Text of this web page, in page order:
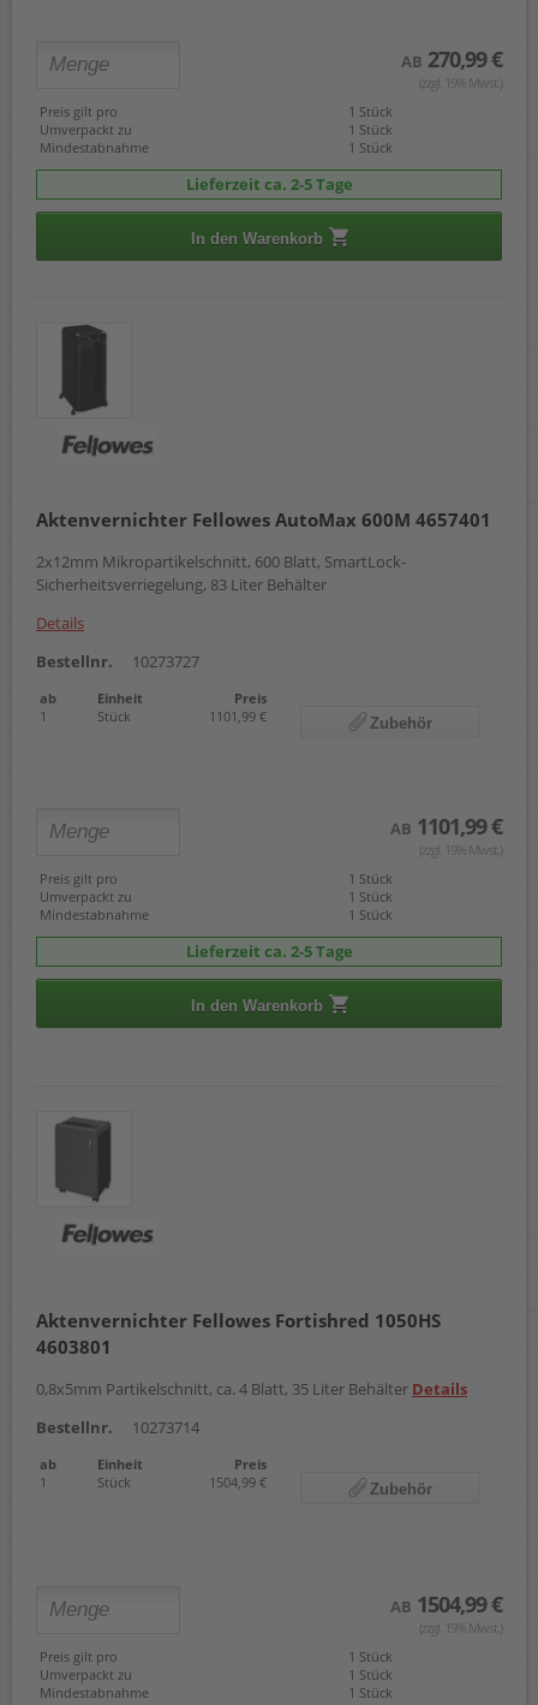
AB 270,99 €
(zzgl. 19% Mwst.)
Preis gilt pro
1 Stück
Umverpackt zu
1 Stück
Mindestabnahme
1 Stück
Lieferzeit ca. 2-5 Tage
In den Warenkorb
Aktenvernichter Fellowes AutoMax 600M 4657401
2x12mm Mikropartikelschnitt, 600 Blatt, SmartLock-
Sicherheitsverriegelung, 83 Liter Behälter
Details
Bestellnr.
10273727
ab Einheit
Preis
1
Stück 1101,99 € Zubehör
AB 1101,99 €
(zzgl. 19% Mwst.)
Preis gilt pro
1 Stück
Umverpackt zu
1 Stück
Mindestabnahme
1 Stück
Lieferzeit ca. 2-5 Tage
In den Warenkorb
Aktenvernichter Fellowes Fortishred 1050HS
4603801
0,8x5mm Partikelschnitt, ca. 4 Blatt, 35 Liter Behälter Details
Bestellnr.
10273714
ab Einheit
Preis
1
Stück 1504,99 € Zubehör
AB 1504,99 €
(zzgl. 19% Mwst.)
Preis gilt pro
1 Stück
Umverpackt zu
1 Stück
Mindestabnahme
1 Stück